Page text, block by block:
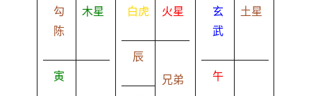
勾
陈
木星
寅
白虎 火星
辰
兄弟
玄
武
土星
午